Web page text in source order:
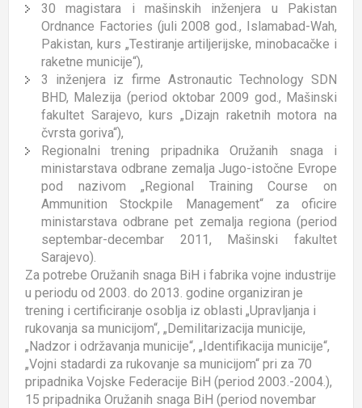
30 magistara i mašinskih inženjera u Pakistan
Ordnance Factories (juli 2008 god., Islamabad-Wah,
Pakistan, kurs „Testiranje artiljerijske, minobacačke i
raketne municije“),
3 inženjera iz firme Astronautic Technology SDN
BHD, Malezija (period oktobar 2009 god., Mašinski
fakultet Sarajevo, kurs „Dizajn raketnih motora na
čvrsta goriva“),
Regionalni trening pripadnika Oružanih snaga i
ministarstava odbrane zemalja Jugo-istočne Evrope
pod nazivom „Regional Training Course on
Ammunition Stockpile Management“ za oficire
ministarstava odbrane pet zemalja regiona (period
septembar-decembar 2011, Mašinski fakultet
Sarajevo).
Za potrebe Oružanih snaga BiH i fabrika vojne industrije
u periodu od 2003. do 2013. godine organiziran je
trening i certificiranje osoblja iz oblasti „Upravljanja i
rukovanja sa municijom“, „Demilitarizacija municije,
„Nadzor i održavanja municije“, „Identifikacija municije“,
„Vojni stadardi za rukovanje sa municijom“ pri za 70
pripadnika Vojske Federacije BiH (period 2003.-2004.),
15 pripadnika Oružanih snaga BiH (period novembar